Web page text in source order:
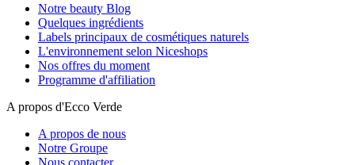
Notre beauty Blog
Quelques ingrédients
Labels principaux de cosmétiques naturels
L'environnement selon Niceshops
Nos offres du moment
Programme d'affiliation
A propos d'Ecco Verde
A propos de nous
Notre Groupe
Nous contacter